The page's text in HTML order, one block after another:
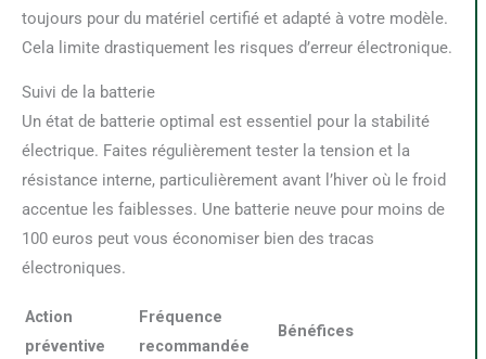
toujours pour du matériel certifié et adapté à votre modèle.
Cela limite drastiquement les risques d’erreur électronique.
Suivi de la batterie
Un état de batterie optimal est essentiel pour la stabilité
électrique. Faites régulièrement tester la tension et la
résistance interne, particulièrement avant l’hiver où le froid
accentue les faiblesses. Une batterie neuve pour moins de
100 euros peut vous économiser bien des tracas
électroniques.
Action
préventive
Fréquence
recommandée
Bénéfices